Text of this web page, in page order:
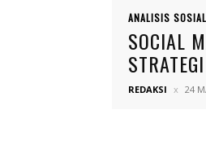
ANALISIS SOSIAL
SOCIAL
REDAKSI 24